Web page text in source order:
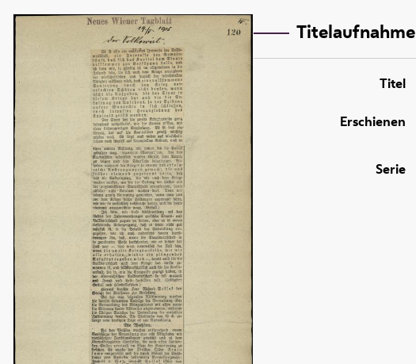
Titelaufnahme
Titel
Erschienen
Serie